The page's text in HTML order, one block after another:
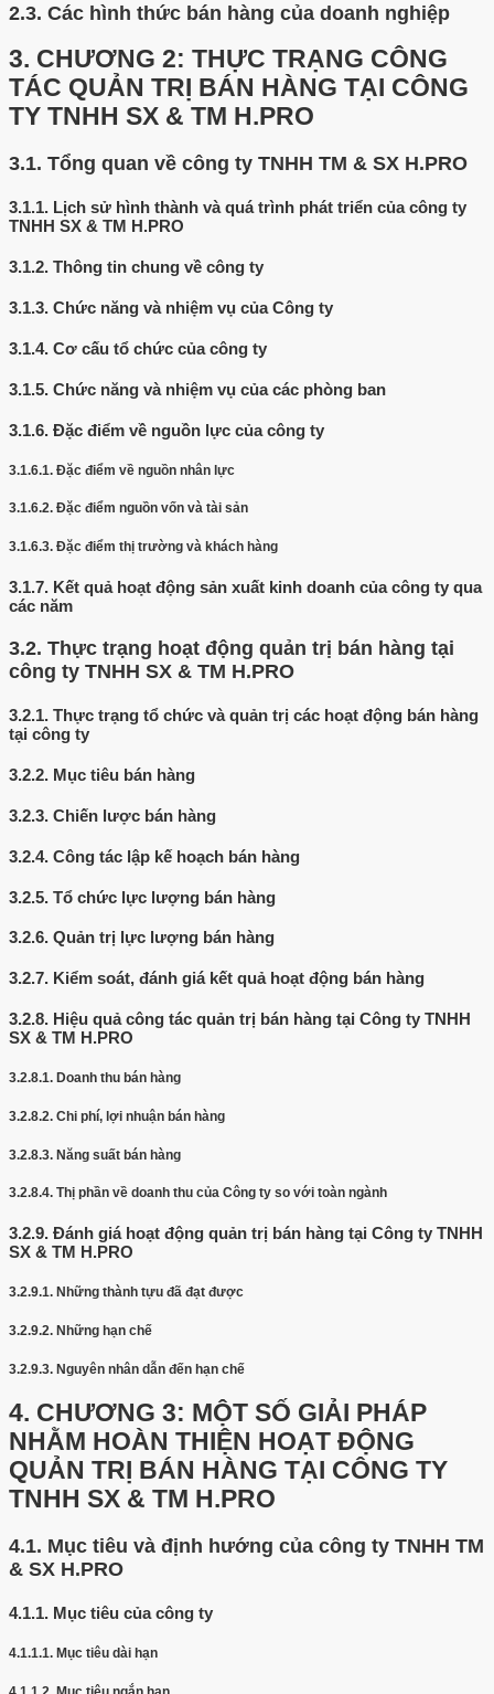
2.3. Các hình thức bán hàng của doanh nghiệp
3. CHƯƠNG 2: THỰC TRẠNG CÔNG
TÁC QUẢN TRỊ BÁN HÀNG TẠI CÔNG
TY TNHH SX & TM H.PRO
3.1. Tổng quan về công ty TNHH TM & SX H.PRO
3.1.1. Lịch sử hình thành và quá trình phát triển của công ty
TNHH SX & TM H.PRO
3.1.2. Thông tin chung về công ty
3.1.3. Chức năng và nhiệm vụ của Công ty
3.1.4. Cơ cấu tổ chức của công ty
3.1.5. Chức năng và nhiệm vụ của các phòng ban
3.1.6. Đặc điểm về nguồn lực của công ty
3.1.6.1. Đặc điểm về nguồn nhân lực
3.1.6.2. Đặc điểm nguồn vốn và tài sản
3.1.6.3. Đặc điểm thị trường và khách hàng
3.1.7. Kết quả hoạt động sản xuất kinh doanh của công ty qua
các năm
3.2. Thực trạng hoạt động quản trị bán hàng tại
công ty TNHH SX & TM H.PRO
3.2.1. Thực trạng tổ chức và quản trị các hoạt động bán hàng
tại công ty
3.2.2. Mục tiêu bán hàng
3.2.3. Chiến lược bán hàng
3.2.4. Công tác lập kế hoạch bán hàng
3.2.5. Tổ chức lực lượng bán hàng
3.2.6. Quản trị lực lượng bán hàng
3.2.7. Kiểm soát, đánh giá kết quả hoạt động bán hàng
3.2.8. Hiệu quả công tác quản trị bán hàng tại Công ty TNHH
SX & TM H.PRO
3.2.8.1. Doanh thu bán hàng
3.2.8.2. Chi phí, lợi nhuận bán hàng
3.2.8.3. Năng suất bán hàng
3.2.8.4. Thị phần về doanh thu của Công ty so với toàn ngành
3.2.9. Đánh giá hoạt động quản trị bán hàng tại Công ty TNHH
SX & TM H.PRO
3.2.9.1. Những thành tựu đã đạt được
3.2.9.2. Những hạn chế
3.2.9.3. Nguyên nhân dẫn đến hạn chế
4. CHƯƠNG 3: MỘT SỐ GIẢI PHÁP
NHẰM HOÀN THIỆN HOẠT ĐỘNG
QUẢN TRỊ BÁN HÀNG TẠI CÔNG TY
TNHH SX & TM H.PRO
4.1. Mục tiêu và định hướng của công ty TNHH TM
& SX H.PRO
4.1.1. Mục tiêu của công ty
4.1.1.1. Mục tiêu dài hạn